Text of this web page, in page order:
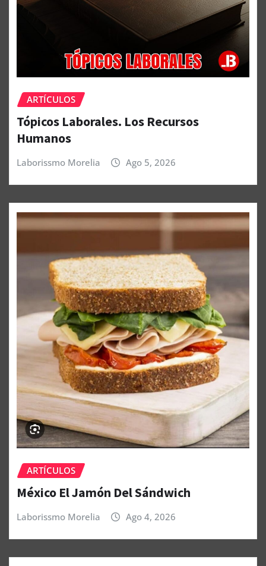
ARTÍCULOS
Tópicos Laborales. Los Recursos
Humanos
Laborissmo Morelia Ago 5, 2026
ARTÍCULOS
México El Jamón Del Sándwich
Laborissmo Morelia Ago 4, 2026